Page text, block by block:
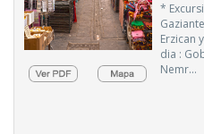
*
Erzican
dia :
Nemr...